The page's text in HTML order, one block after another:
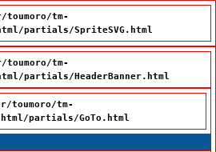
tm-
partials/SpriteSVG.html
tm-
partials/HeaderBanner.html
toumoro/tm-
partials/GoTo.html